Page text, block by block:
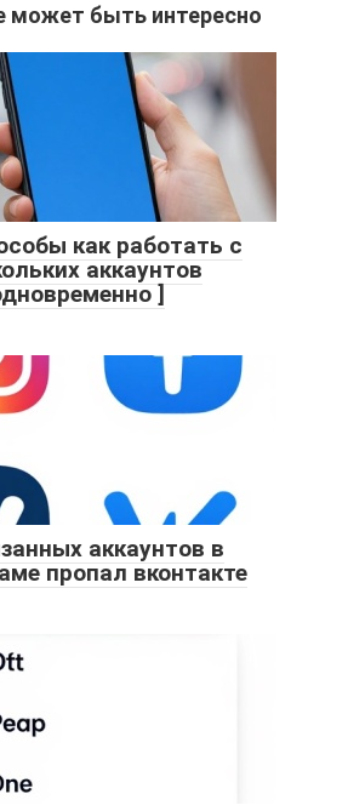
может быть интересно
как работать с
аккаунтов
]
аккаунтов в
пропал вконтакте